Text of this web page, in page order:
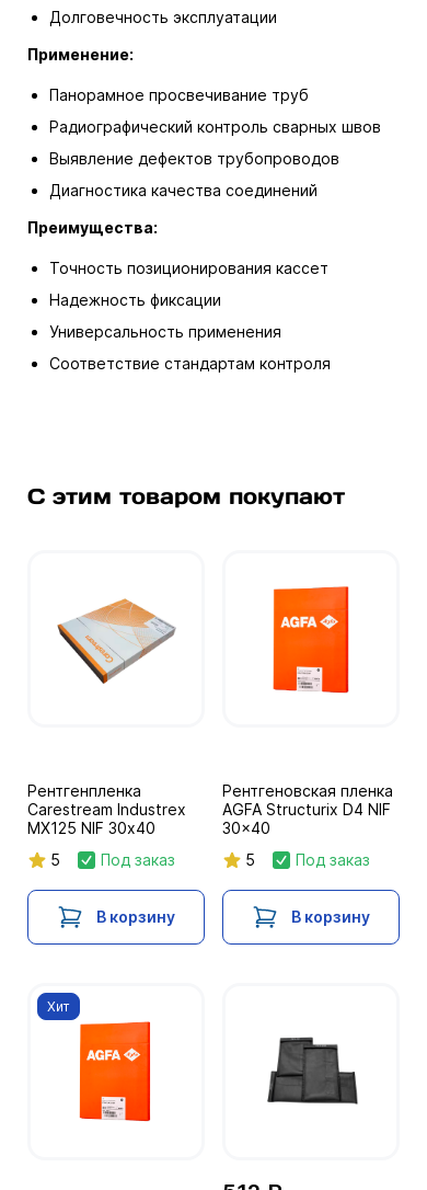
Долговечность эксплуатации
Применение:
Панорамное просвечивание труб
Радиографический контроль сварных швов
Выявление дефектов трубопроводов
Диагностика качества соединений
Преимущества:
Точность позиционирования кассет
Надежность фиксации
Универсальность применения
Соответствие стандартам контроля
С этим товаром покупают
Рентгенпленка
Carestream Industrex
MX125 NIF 30х40
5
Под заказ
В корзину
Рентгеновская пленка
AGFA Structurix D4 NIF
30x40
5
Под заказ
В корзину
Хит